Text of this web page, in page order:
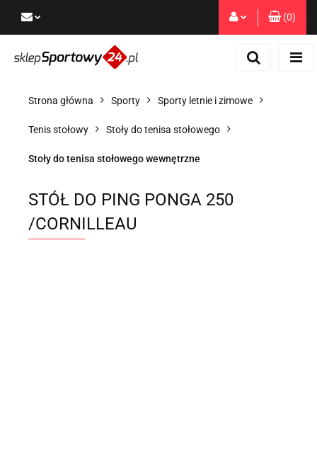
Dodaj zgłoszenie
(0)
Strona główna Sporty Sporty letnie i zimowe
Tenis stołowy Stoły do tenisa stołowego
Stoły do tenisa stołowego wewnętrzne
STÓŁ DO PING PONGA 250
/CORNILLEAU